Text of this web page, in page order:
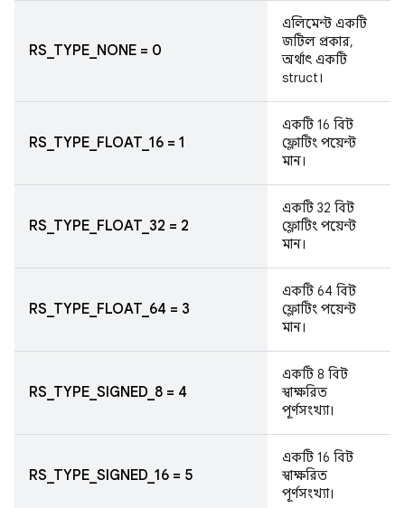
RS_TYPE_NONE = 0
এলিমেন্ট একটি
জটিল প্রকার,
অর্থাৎ একটি
struct।
RS_TYPE_FLOAT_16 = 1
একটি 16 বিট
ফ্লোটিং পয়েন্ট
মান।
RS_TYPE_FLOAT_32 = 2
একটি 32 বিট
ফ্লোটিং পয়েন্ট
মান।
RS_TYPE_FLOAT_64 = 3
একটি 64 বিট
ফ্লোটিং পয়েন্ট
মান।
RS_TYPE_SIGNED_8 = 4
একটি 8 বিট
স্বাক্ষরিত
পূর্ণসংখ্যা।
RS_TYPE_SIGNED_16 = 5
একটি 16 বিট
স্বাক্ষরিত
পূর্ণসংখ্যা।